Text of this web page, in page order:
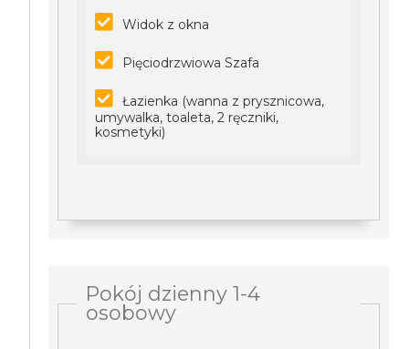
Widok z okna
Pięciodrzwiowa Szafa
Łazienka (wanna z prysznicowa,
umywalka, toaleta, 2 ręczniki,
kosmetyki)
Pokój dzienny 1-4
osobowy